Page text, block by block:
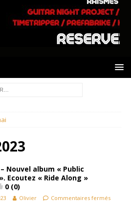
Nouvel album « Public
Ecoutez « Ride Along »
0 (0)
Olivier Commentaires fermés